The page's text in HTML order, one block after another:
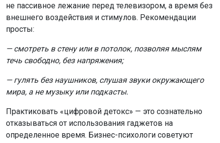
не пассивное лежание перед телевизором, а время без
внешнего воздействия и стимулов. Рекомендации
просты:
— смотреть в стену или в потолок, позволяя мыслям
течь свободно, без напряжения;
— гулять без наушников, слушая звуки окружающего
мира, а не музыку или подкасты.
Практиковать «цифровой детокс» — это сознательно
отказываться от использования гаджетов на
определенное время. Бизнес-психологи советуют